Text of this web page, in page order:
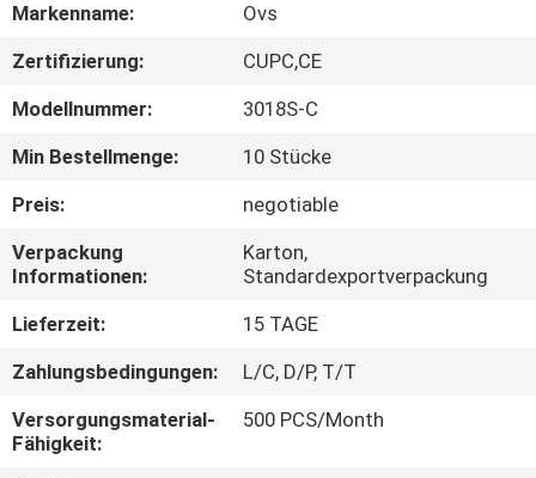
AUSFLUG
QUALITÄTSKONTROLLE
TRETEN
SIE
MIT
UNS
VERBINDUNG
Markenname:
Ovs
Zertifizierung:
CUPC,CE
Modellnummer:
3018S-C
Min Bestellmenge:
10 Stücke
Preis:
negotiable
Verpackung
Informationen:
Karton,
Standardexportverpackung
Lieferzeit:
15 TAGE
Zahlungsbedingungen:
L/C, D/P, T/T
Versorgungsmaterial-
Fähigkeit:
500 PCS/Month